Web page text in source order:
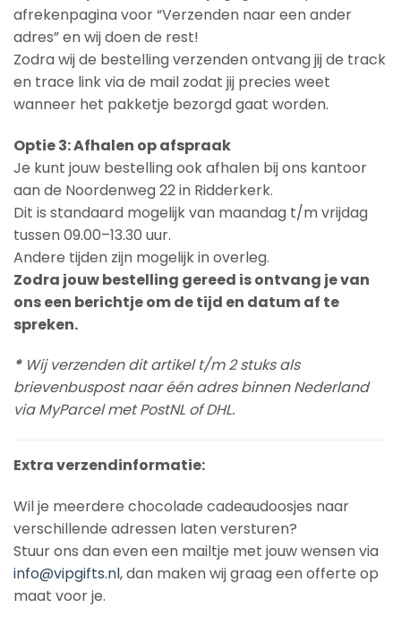
afrekenpagina voor “Verzenden naar een ander
adres” en wij doen de rest!
Zodra wij de bestelling verzenden ontvang jij de track
en trace link via de mail zodat jij precies weet
wanneer het pakketje bezorgd gaat worden.
Optie 3: Afhalen op afspraak
Je kunt jouw bestelling ook afhalen bij ons kantoor
aan de Noordenweg 22 in Ridderkerk.
Dit is standaard mogelijk van maandag t/m vrijdag
tussen 09.00–13.30 uur.
Andere tijden zijn mogelijk in overleg.
Zodra jouw bestelling gereed is ontvang je van
ons een berichtje om de tijd en datum af te
spreken.
* Wij verzenden dit artikel t/m 2 stuks als
brievenbuspost naar één adres binnen Nederland
via MyParcel met PostNL of DHL.
Extra verzendinformatie:
Wil je meerdere chocolade cadeaudoosjes naar
verschillende adressen laten versturen?
Stuur ons dan even een mailtje met jouw wensen via
info@vipgifts.nl, dan maken wij graag een offerte op
maat voor je.